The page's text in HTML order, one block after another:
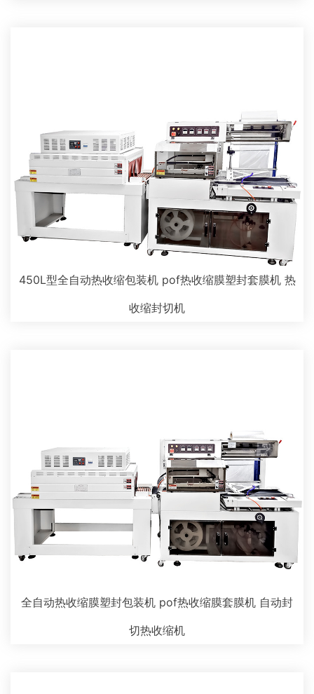
450L型全自动热收缩包装机 pof热收缩膜塑封套膜机 热
收缩封切机
全自动热收缩膜塑封包装机 pof热收缩膜套膜机 自动封
切热收缩机